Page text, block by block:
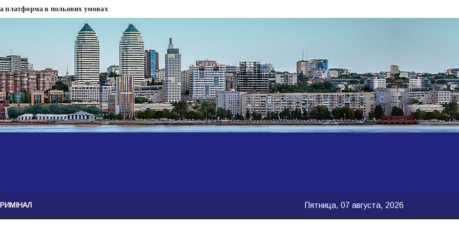
платформа в польових умовах
міськради Дніпра — ЗМІ
нелегального бізнесу, збагатився під час війни — ЗМІ
записали звернення про ситуацію на фронті
Безугла закликає валити Сирського
моду
керівництва армії
Пятница, 07 августа, 2026